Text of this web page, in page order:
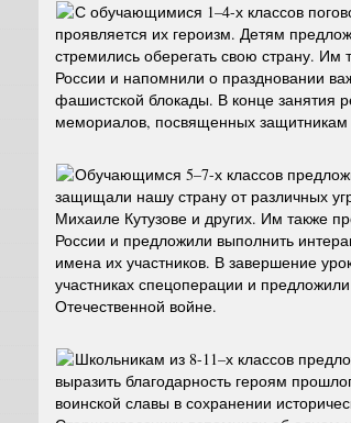
С обучающимися 1–4-х классов
проявляется их героизм. Детям
стремились оберегать свою страну. Им
России и напомнили о праздновании
фашистской блокады. В конце занятия
мемориалов, посвященных защитникам
Обучающимся 5–7-х классов
защищали нашу страну от различных
Михаиле Кутузове и других. Им также
России и предложили выполнить
имена их участников. В завершение
участниках спецоперации и
Отечественной войне.
Школьникам из 8-11–х классов
выразить благодарность героям
воинской славы в сохранении